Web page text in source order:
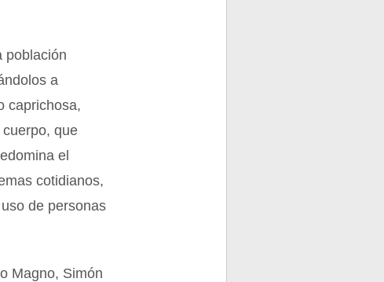
población
a
caprichosa,
que
el
cotidianos,
de personas
Magno, Simón